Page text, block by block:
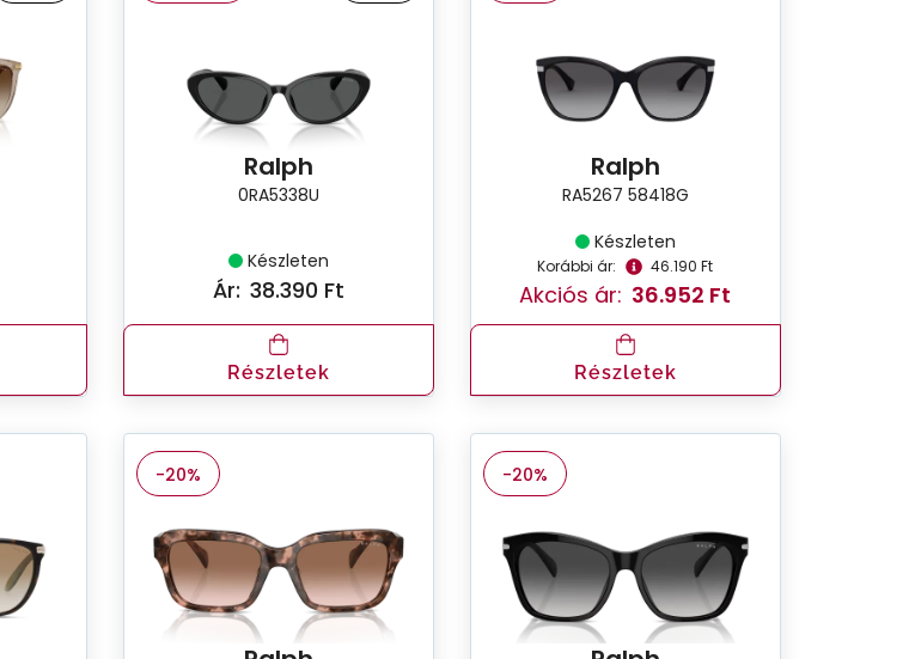
Ralph
0RA5338U
Készleten
Ár: 38.390 Ft
Részletek
Ralph
RA5267 58418G
Készleten
Korábbi ár: 46.190 Ft
Akciós ár: 36.952 Ft
Részletek
-20% -20%